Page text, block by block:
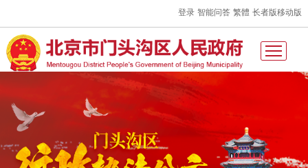
登录 智能问答 繁體 长者版移动版